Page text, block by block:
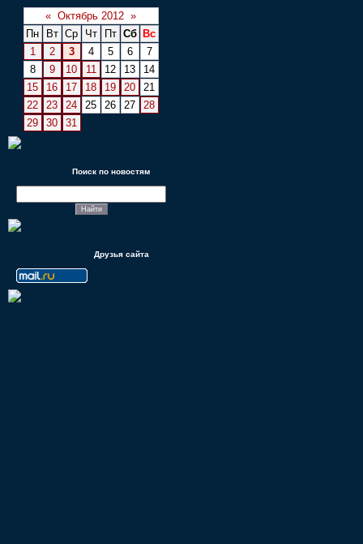
« Октябрь 2012 »
Пн
Вт Ср Чт Пт Сб
Вс
1
2 3 4 5 6
7
8
9 10 11 12 13
14
15
16 17 18 19 20
21
22
23 24 25 26 27
28
29
30 31
Поиск по новостям
Друзья сайта